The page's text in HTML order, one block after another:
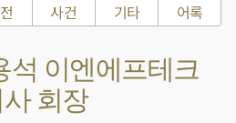
사건 기타 어록
석 이엔에프테크
회장